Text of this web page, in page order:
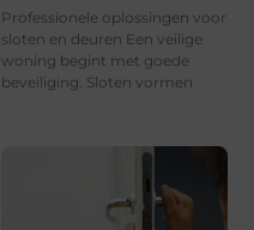
Professionele oplossingen voor
sloten en deuren Een veilige
woning begint met goede
beveiliging. Sloten vormen